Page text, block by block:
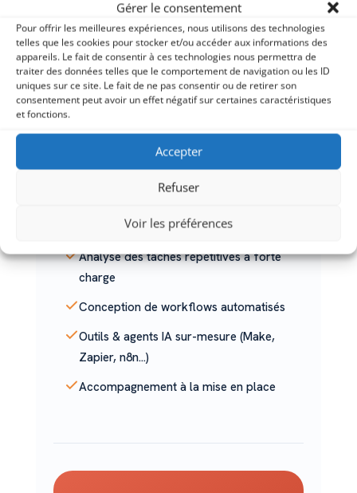
Gérer le consentement
Pour offrir les meilleures expériences, nous utilisons des technologies
telles que les cookies pour stocker et/ou accéder aux informations des
appareils. Le fait de consentir à ces technologies nous permettra de
traiter des données telles que le comportement de navigation ou les ID
uniques sur ce site. Le fait de ne pas consentir ou de retirer son
consentement peut avoir un effet négatif sur certaines caractéristiques
et fonctions.
Accepter
Refuser
Voir les préférences
ÉTAPE 04 — AUTOMATISATION & OUTILS
Création
outils IA sur-mesure. Email, CRM,
facturation, reporting, gestion
tourner tout seul et on le met en place.
Analyse des tâches répétitives à forte
charge
Conception de workflows automatisés
Outils & agents IA sur-mesure (Make,
Zapier, n8n…)
Accompagnement à la mise en place